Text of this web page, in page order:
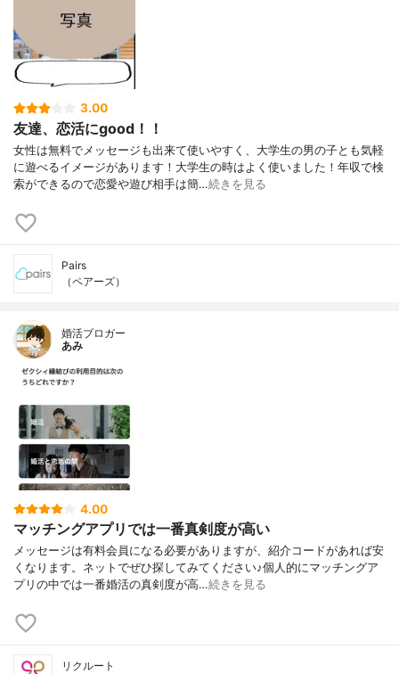
3.00
友達、恋活にgood！！
女性は無料でメッセージも出来て使いやすく、大学生の男の子とも気軽
に遊べるイメージがあります！大学生の時はよく使いました！年収で検
索ができるので恋愛や遊び相手は簡…続きを見る
Pairs
（ペアーズ）
婚活ブロガー
あみ
4.00
マッチングアプリでは一番真剣度が高い
メッセージは有料会員になる必要がありますが、紹介コードがあれば安
くなります。ネットでぜひ探してみてください♪個人的にマッチングア
プリの中では一番婚活の真剣度が高…続きを見る
リクルート